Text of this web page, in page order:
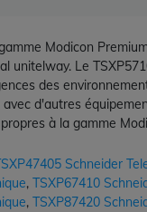
Modicon
unitelway. Le
des
d'autres
à la gamme
Schneider
, TSXP67410
, TSXP87420